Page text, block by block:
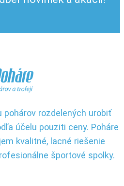
pohárov rozdelených urobiť
účelu pouziti ceny. Poháre
kvalitné, lacné riešenie
športové spolky.